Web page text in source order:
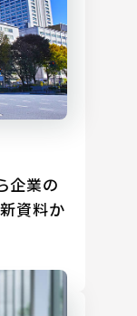
企業の
資料か